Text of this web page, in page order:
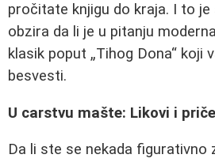
pročitate knjigu do kraja. I to je
obzira da li je u pitanju
klasik poput „Tihog Dona“ koji
besvesti.
U carstvu mašte: Likovi i
Da li ste se nekada figurativno